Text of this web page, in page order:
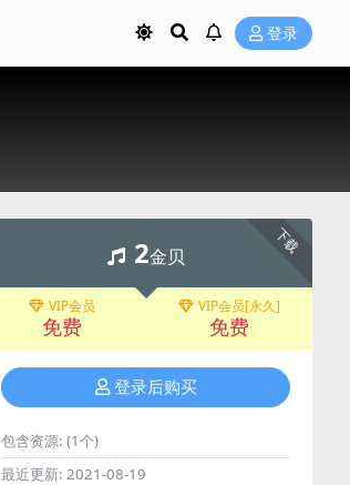
登录
下载
2金贝
VIP会员
免费
VIP会员[永久]
免费
登录后购买
包含资源: (1个)
最近更新: 2021-08-19